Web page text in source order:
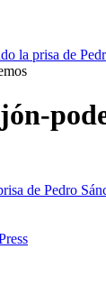
la prisa de
de Pedro